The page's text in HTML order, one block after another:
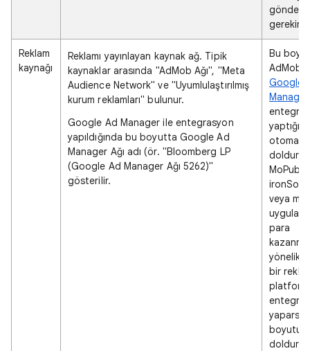
gerekir.
Reklam
kaynağı
Reklamı yayınlayan kaynak ağ. Tipik
kaynaklar arasında "AdMob Ağı", "Meta
Audience Network" ve "Uyumlulaştırılmış
kurum reklamları" bulunur.
Google Ad Manager ile entegrasyon
yapıldığında bu boyutta Google Ad
Manager Ağı adı (ör. "Bloomberg LP
(Google Ad Manager Ağı 5262)"
gösterilir.
Bu
AdMob
Google
Manager
MoPub,
veya
para
yönelik
bir
boyutu